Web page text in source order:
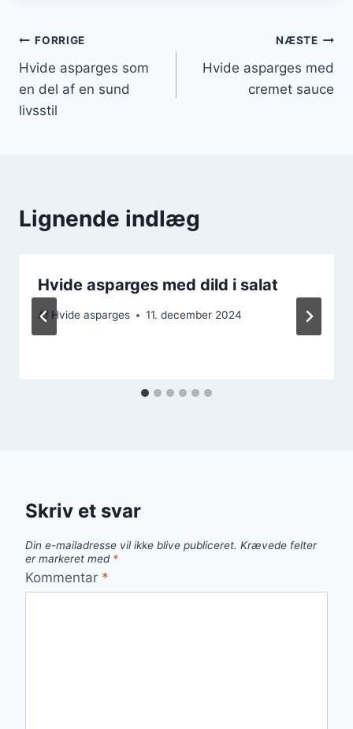
Indlægsnavigation
FORRIGE
Hvide asparges som
en del af en sund
livsstil
NÆSTE
Hvide asparges med
cremet sauce
Lignende indlæg
Hvide asparges med dild i salat
Af Hvide asparges 11. december 2024
Skriv et svar
Din e-mailadresse vil ikke blive publiceret. Krævede felter
er markeret med *
Kommentar *